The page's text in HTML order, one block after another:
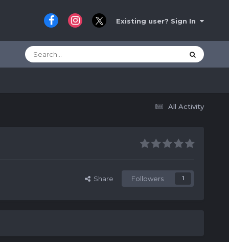
Existing user? Sign In
All Activity
Share Followers 1